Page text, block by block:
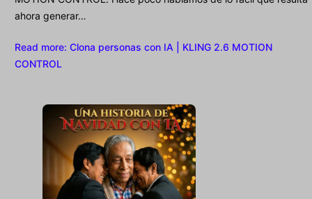
ahora generar…
Read more: Clona personas con IA | KLING 2.6 MOTION
CONTROL